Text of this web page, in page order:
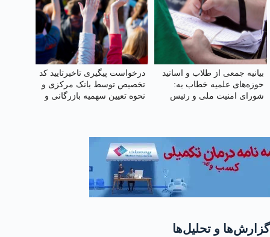
بیانیه جمعی از طلاب و اساتید
حوزه‌های علمیه خطاب به:
شورای امنیت ملی و رئیس
درخواست پیگیری تاخیرتایید کد
تخصیص توسط بانک مرکزی و
نحوه تعیین سهمیه بازرگانی و
گزارش‌ها و تحلیل‌ها